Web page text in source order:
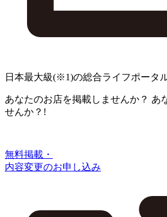
日本最大級(※1)の総合ライフポータ
あなたのお店を掲載しませんか？ あ
せんか？!
無料掲載・
内容変更のお申し込み